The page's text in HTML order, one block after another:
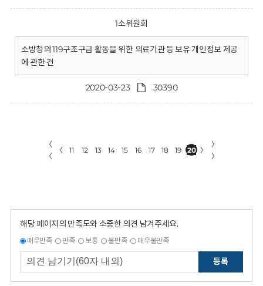
1소위원회
소방청의 119구조구급 활동을 위한 의료기관 등 보유 개인정보 제공
에 관한 건
2020-03-23 30390
〈
〈
〈 11 12 13 14 15 16 17 18 19 20 〉
〉
〉
해당 페이지의 만족도와 소중한 의견 남겨주세요.
매우만족 만족 보통 불만족 매우불만족
등록